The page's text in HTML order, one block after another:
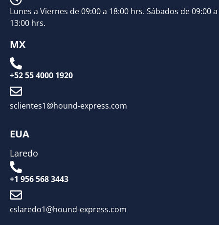
Lunes a Viernes de 09:00 a 18:00 hrs. Sábados de 09:00 a
13:00 hrs.
MX
+52 55 4000 1920
sclientes1@hound-express.com
EUA
Laredo
+1 956 568 3443
cslaredo1@hound-express.com